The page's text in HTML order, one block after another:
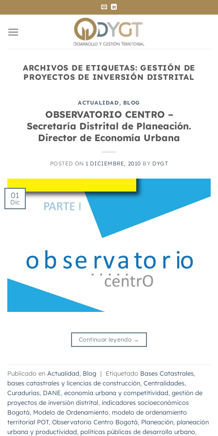
al
contenido
ARCHIVOS DE ETIQUETAS:GESTIÓN DE
PROYECTOS DE INVERSIÓN DISTRITAL
ACTUALIDAD, BLOG
OBSERVATORIO CENTRO –
Secretaría Distrital de Planeación.
Director de Economía Urbana
POSTED ON 1 DICIEMBRE, 2010 BY DYGT
01
Dic
Continuar leyendo →
Publicado en Actualidad Blog | Etiquetado Bases Catastrales
bases catastrales y licencias de construcción Centralidades
Curadurías DANE economía urbana y competitividad gestión de
proyectos de inversión distrital indicadores socioeconómicos
Bogotá Modelo de Ordenamiento modelo de ordenamiento
territorial POT, Observatorio Centro Bogotá Planeación planeación
urbana y productividad políticas públicas de desarrollo urbano